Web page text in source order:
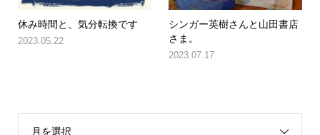
休み時間と、気分転換です
2023.05.22
シンガー英樹さんと山田書店
さま。
2023.07.17
月を選択